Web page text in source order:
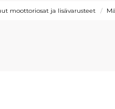
moottoriosat ja lisävarusteet